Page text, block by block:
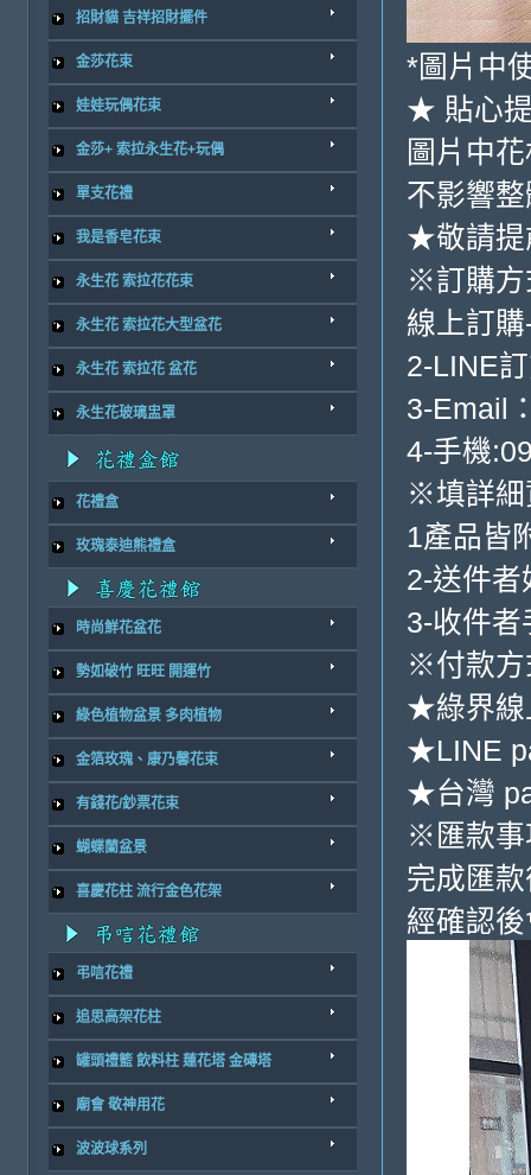
招財貓 吉祥招財擺件
金莎花束
娃娃玩偶花束
金莎+ 索拉永生花+玩偶
單支花禮
我是香皂花束
永生花 索拉花花束
永生花 索拉花大型盆花
永生花 索拉花 盆花
永生花玻璃盅罩
花禮盒
玫瑰泰迪熊禮盒
時尚鮮花盆花
勢如破竹 旺旺 開運竹
綠色植物盆景 多肉植物
金箔玫瑰、康乃馨花束
有錢花/鈔票花束
蝴蝶蘭盆景
喜慶花柱 流行金色花架
弔唁花禮
追思高架花柱
罐頭禮籃 飲料柱 蓮花塔 金磚塔
廟會 敬神用花
波波球系列
*圖片中
★ 貼心
圖片中
不影響
★敬請提
※訂購方
線上訂
2-LINE
3-Email
4-手機
※填詳細
1產品皆
2-送件者
3-收件者
※付款方
★綠界線
★LINE
★台灣
※匯款事
完成匯
經確認